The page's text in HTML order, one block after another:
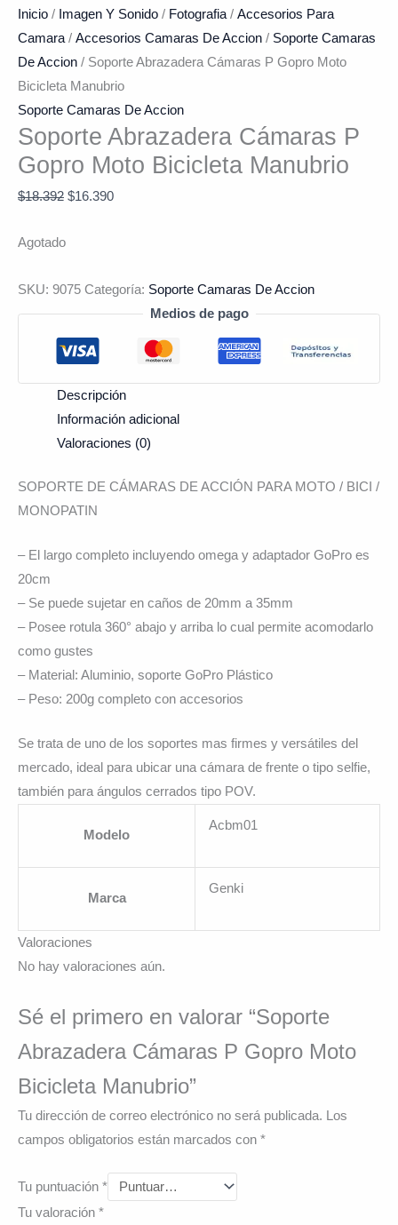
Inicio / Imagen Y Sonido / Fotografia/ Accesorios Para
Camara/ Accesorios Camaras De Accion / Soporte Camaras
De Accion / Soporte Abrazadera Cámaras P Gopro Moto
Bicicleta Manubrio
Soporte Camaras De Accion
Soporte Abrazadera Cámaras P
Gopro Moto Bicicleta Manubrio
$18.392 $16.390
Agotado
SKU: 9075 Categoría: Soporte Camaras De Accion
Medios de pago
Descripción
Información adicional
Valoraciones (0)
SOPORTE DE CÁMARAS DE ACCIÓN PARA MOTO / BICI /
MONOPATIN
– El largo completo incluyendo omega y adaptador GoPro es
20cm
– Se puede sujetar en caños de 20mm a 35mm
– Posee rotula 360° abajo y arriba lo cual permite acomodarlo
como gustes
– Material: Aluminio, soporte GoPro Plástico
– Peso: 200g completo con accesorios
Se trata de uno de los soportes mas firmes y versátiles del
mercado, ideal para ubicar una cámara de frente o tipo selfie,
también para ángulos cerrados tipo POV.
Modelo
Acbm01
Marca
Genki
Valoraciones
No hay valoraciones aún.
Sé el primero en valorar “Soporte
Abrazadera Cámaras P Gopro Moto
Bicicleta Manubrio”
Tu dirección de correo electrónico no será publicada. Los
campos obligatorios están marcados con *
Tu puntuación *
Tu valoración *